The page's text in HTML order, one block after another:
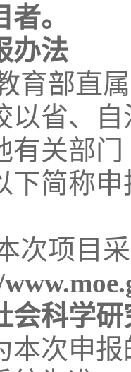
。
办法
育部直
以省、
有关部
下简称
次项目
会科学
本次申